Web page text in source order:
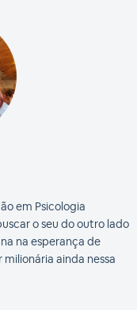
em Psicologia
o seu do outro lado
na esperança de
milionária ainda nessa